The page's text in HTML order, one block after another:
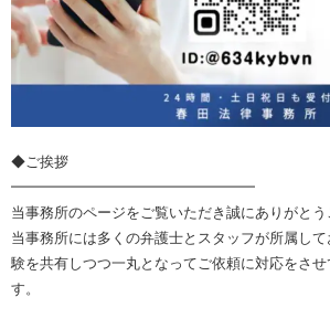
◆ご挨拶
━━━━━━━━━━━━━━━━━
当事務所のページをご覧いただき誠にありがとう
当事務所には多くの弁護士とスタッフが所属し
験を共有しつつ一丸となってご依頼に対応をさせ
す。